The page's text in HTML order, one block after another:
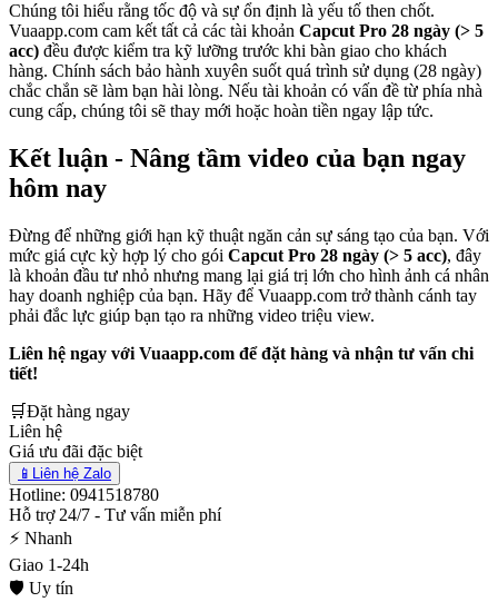
Chúng tôi hiểu rằng tốc độ và sự ổn định là yếu tố then chốt.
Vuaapp.com cam kết tất cả các tài khoản Capcut Pro 28 ngày (> 5
acc) đều được kiểm tra kỹ lưỡng trước khi bàn giao cho khách
hàng. Chính sách bảo hành xuyên suốt quá trình sử dụng (28 ngày)
chắc chắn sẽ làm bạn hài lòng. Nếu tài khoản có vấn đề từ phía nhà
cung cấp, chúng tôi sẽ thay mới hoặc hoàn tiền ngay lập tức.
Kết luận - Nâng tầm video của bạn ngay
hôm nay
Đừng để những giới hạn kỹ thuật ngăn cản sự sáng tạo của bạn. Với
mức giá cực kỳ hợp lý cho gói Capcut Pro 28 ngày (> 5 acc), đây
là khoản đầu tư nhỏ nhưng mang lại giá trị lớn cho hình ảnh cá nhân
hay doanh nghiệp của bạn. Hãy để Vuaapp.com trở thành cánh tay
phải đắc lực giúp bạn tạo ra những video triệu view.
Liên hệ ngay với Vuaapp.com để đặt hàng và nhận tư vấn chi
tiết!
🛒Đặt hàng ngay
Liên hệ
Giá ưu đãi đặc biệt
📱 Liên hệ Zalo
Hotline: 0941518780
Hỗ trợ 24/7 - Tư vấn miễn phí
⚡ Nhanh
Giao 1-24h
🛡️ Uy tín